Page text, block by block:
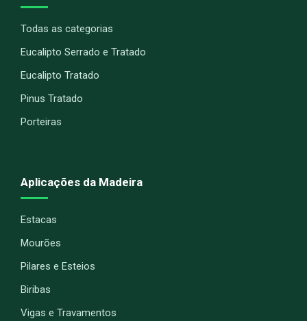
Todas as categorias
Eucalipto Serrado e Tratado
Eucalipto Tratado
Pinus Tratado
Porteiras
Aplicações da Madeira
Estacas
Mourões
Pilares e Esteios
Biribas
Vigas e Travamentos